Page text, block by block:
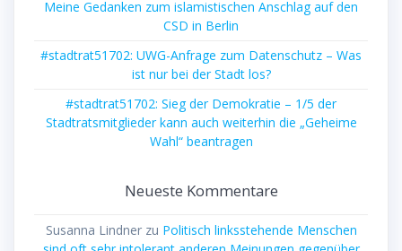
Meine Gedanken zum islamistischen Anschlag auf den
CSD in Berlin
#stadtrat51702: UWG-Anfrage zum Datenschutz – Was
ist nur bei der Stadt los?
#stadtrat51702: Sieg der Demokratie – 1/5 der
Stadtratsmitglieder kann auch weiterhin die „Geheime
Wahl“ beantragen
Neueste Kommentare
Susanna Lindnerzu Politisch linksstehende Menschen